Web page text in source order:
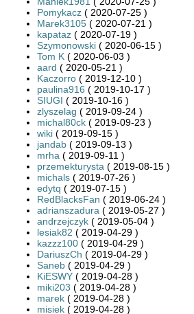
Pomykacz( 2020-07-25 )
Marek3105( 2020-07-21 )
kapataz( 2020-07-19 )
Szymonowski( 2020-06-15 )
Tom K( 2020-06-03 )
aard ( 2020-05-21 )
Kaczorro( 2019-12-10 )
paulina916 ( 2019-10-17 )
SIUGI ( 2019-10-16 )
zlyszelag ( 2019-09-24 )
michal80ck( 2019-09-23 )
wiki( 2019-09-15 )
jandab( 2019-09-13 )
mrha ( 2019-09-11 )
przemekturysta ( 2019-08-15 )
michals( 2019-07-26 )
edytq ( 2019-07-15 )
RedBlacksFan ( 2019-06-24 )
adrianszadura ( 2019-05-27 )
andrzejczyk( 2019-05-04 )
lesiak82 ( 2019-04-29 )
kazzz100( 2019-04-29 )
DariuszCh ( 2019-04-29 )
Saneb( 2019-04-29 )
KiESWY( 2019-04-28 )
miki203 ( 2019-04-28 )
marek( 2019-04-28 )
misiek( 2019-04-28 )